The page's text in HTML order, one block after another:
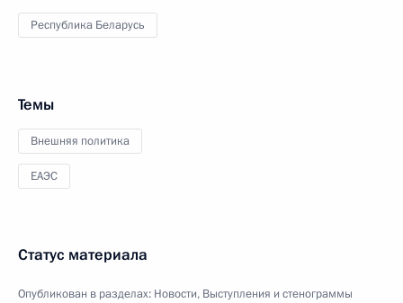
Республика Беларусь
Темы
Внешняя политика
ЕАЭС
Статус материала
Опубликован в разделах: Новости, Выступления и стенограммы